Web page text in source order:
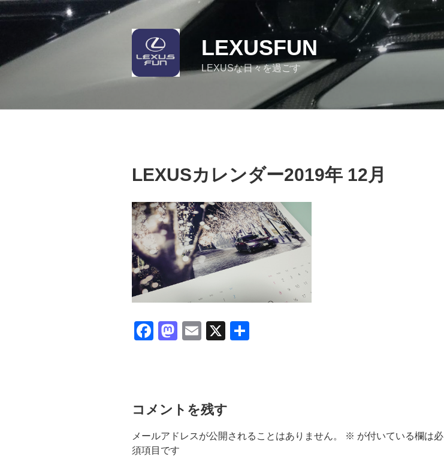
コ
ツ
キ
LEXUSFUN
LEXUSな日々を過ごす
LEXUSカレンダー2019年 12月
F
b
o
o
M
d
o
n
E
X
コメントを残す
メールアドレスが公開されることはありません。 ※ が付いている欄は必
須項目です